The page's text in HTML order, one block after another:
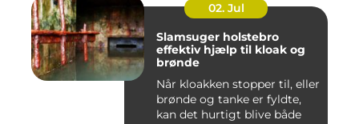
02. Jul
Slamsuger holstebro
effektiv hjælp til kloak og
brønde
Når kloakken stopper til, eller
brønde og tanke er fyldte,
kan det hurtigt blive både